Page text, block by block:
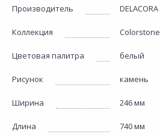
Производитель DELACORA
Коллекция Colorstone
Цветовая палитра белый
Рисунок камень
Ширина 246 мм
Длина 740 мм